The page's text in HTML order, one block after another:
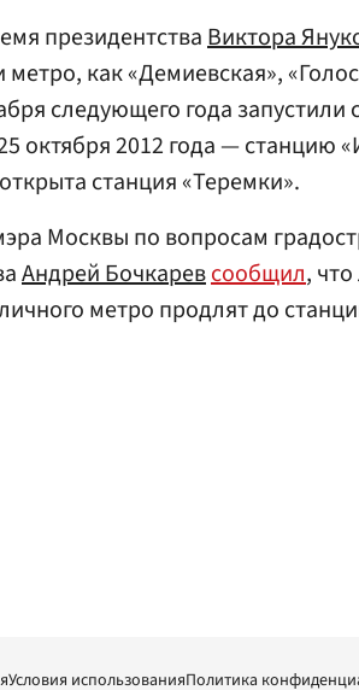
президентстваВиктора
как «Демиевская»,
следующего года запустили
октября 2012 года — станцию
станция «Теремки».
Москвы по вопросам
Андрей Бочкаревсообщил,
метро продлят до
Условия использованияПолитика